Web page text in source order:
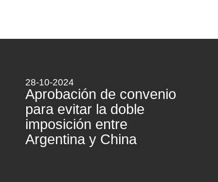
28-10-2024
Aprobación de convenio
para evitar la doble
imposición entre
Argentina y China